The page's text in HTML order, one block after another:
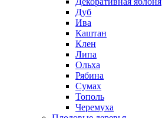
Дуб
Ива
Каштан
Клен
Липа
Ольха
Рябина
Сумах
Тополь
Черемуха